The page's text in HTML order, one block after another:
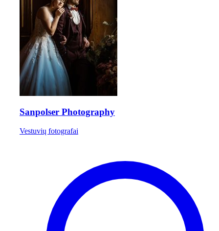
Sanpolser Photography
Vestuvių fotografai